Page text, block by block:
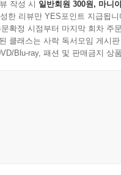
작성 시 일반회원 300원, 마니
한 리뷰만 YES포인트 지급됩니
확정 시점부터 마지막 회차 주
클래스는 사락 독서모임 게시
Blu-ray, 패션 및 판매금지 상